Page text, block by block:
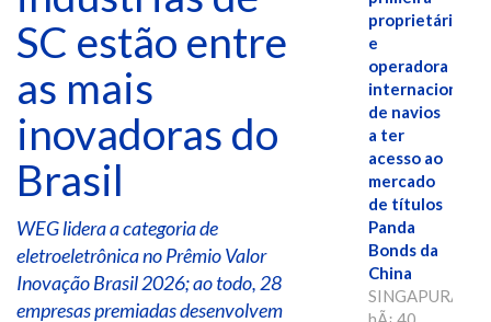
SC estão entre
as mais
inovadoras do
Brasil
WEG lidera a categoria de
eletroeletrônica no Prêmio Valor
Inovação Brasil 2026; ao todo, 28
empresas premiadas desenvolvem
proprietária
e
operadora
internacional
de navios
a ter
acesso ao
mercado
de títulos
Panda
Bonds da
China
SINGAPURA,